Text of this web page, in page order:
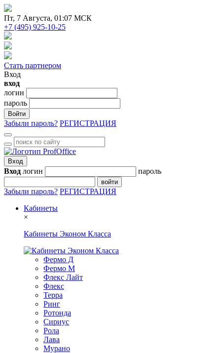
Пт, 7 Августа, 01:07 МСК
+7 (495) 925-10-25
Стать партнером
Вход
вход
логин
пароль
Войти
Забыли пароль? РЕГИСТРАЦИЯ
Вход
Вход логин пароль
войти
Забыли пароль? РЕГИСТРАЦИЯ
Кабинеты
×
Кабинеты Эконом Класса
Фермо Д
Фермо М
Флекс Лайт
Флекс
Терра
Ринг
Ротонда
Сириус
Рола
Лава
Мурано